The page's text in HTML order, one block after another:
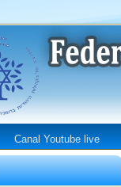
Canal Youtube live